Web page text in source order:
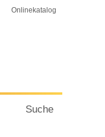
Onlinekatalog
Suche